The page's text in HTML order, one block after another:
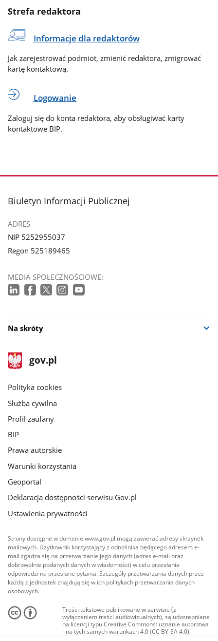
Strefa redaktora
Informacje dla redaktorów
Jak zarejestrować podmiot, zmienić redaktora, zmigrować
kartę kontaktową.
Logowanie
Zaloguj się do konta redaktora, aby obsługiwać karty
kontaktowe BIP.
stopka
Biuletyn Informacji Publicznej
ADRES
NIP 5252955037
Regon 525189465
MEDIA SPOŁECZNOŚCIOWE:
Na skróty
stopka
gov.pl
Strona
gov.pl
gov.pl
Polityka cookies
Służba cywilna
Profil zaufany
BIP
Prawa autorskie
Warunki korzystania
Geoportal
Deklaracja dostępności serwisu Gov.pl
Ustawienia prywatności
Strony dostępne w domenie www.gov.pl mogą zawierać adresy skrzynek
mailowych. Użytkownik korzystający z odnośnika będącego adresem e-
mail zgadza się na przetwarzanie jego danych (adres e-mail oraz
dobrowolnie podanych danych w wiadomości) w celu przesłania
odpowiedzi na przesłane pytania. Szczegóły przetwarzania danych przez
każdą z jednostek znajdują się w ich politykach przetwarzania danych
osobowych.
Treści tekstowe publikowane w serwisie (z
wyłączeniem treści audiowizualnych), są udostępniane
na licencji typu Creative Commons: uznanie autorstwa
- na tych samych warunkach 4.0 (CC BY-SA 4.0).
Materiały audiowizualne, w tym zdjęcia, materiały